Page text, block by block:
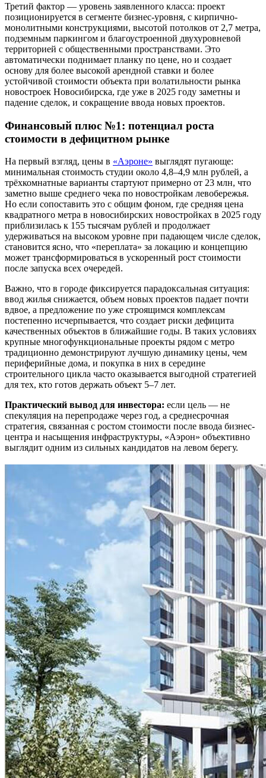
Третий фактор — уровень заявленного класса: проект
позиционируется в сегменте бизнес-уровня, с кирпично-
монолитными конструкциями, высотой потолков от 2,7 метра,
подземным паркингом и благоустроенной двухуровневой
территорией с общественными пространствами. Это
автоматически поднимает планку по цене, но и создает
основу для более высокой арендной ставки и более
устойчивой стоимости объекта при волатильности рынка
новостроек Новосибирска, где уже в 2025 году заметны и
падение сделок, и сокращение ввода новых проектов.
Финансовый плюс №1: потенциал роста
стоимости в дефицитном рынке
На первый взгляд, цены в «Аэроне» выглядят пугающе:
минимальная стоимость студии около 4,8–4,9 млн рублей, а
трёхкомнатные варианты стартуют примерно от 23 млн, что
заметно выше среднего чека по новостройкам левобережья.
Но если сопоставить это с общим фоном, где средняя цена
квадратного метра в новосибирских новостройках в 2025 году
приблизилась к 155 тысячам рублей и продолжает
удерживаться на высоком уровне при падающем числе сделок,
становится ясно, что «переплата» за локацию и концепцию
может трансформироваться в ускоренный рост стоимости
после запуска всех очередей.
Важно, что в городе фиксируется парадоксальная ситуация:
ввод жилья снижается, объем новых проектов падает почти
вдвое, а предложение по уже строящимся комплексам
постепенно исчерпывается, что создает риски дефицита
качественных объектов в ближайшие годы. В таких условиях
крупные многофункциональные проекты рядом с метро
традиционно демонстрируют лучшую динамику цены, чем
периферийные дома, и покупка в них в середине
строительного цикла часто оказывается выгодной стратегией
для тех, кто готов держать объект 5–7 лет.
Практический вывод для инвестора: если цель — не
спекуляция на перепродаже через год, а среднесрочная
стратегия, связанная с ростом стоимости после ввода бизнес-
центра и насыщения инфраструктуры, «Аэрон» объективно
выглядит одним из сильных кандидатов на левом берегу.